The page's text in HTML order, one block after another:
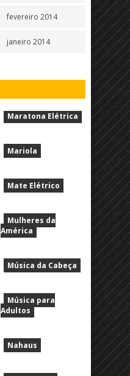
fevereiro 2014
janeiro 2014
Maratona Elétrica
Mariola
Mate Elétrico
Mulheres da
América
Música da Cabeça
Música para
Adultos
Nahaus